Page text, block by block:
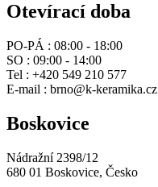
Otevírací doba
PO-PÁ : 08:00 - 18:00
SO : 09:00 - 14:00
Tel : +420 549 210 577
E-mail : brno@k-keramika.cz
Boskovice
Nádražní 2398/12
680 01 Boskovice, Česko